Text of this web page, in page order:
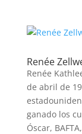
Renée
Renée
de abril de
ganado los
Óscar,